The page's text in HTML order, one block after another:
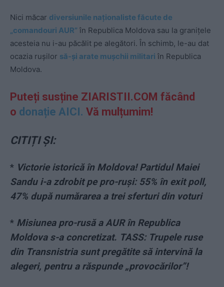
Nici măcar diversiunile naționaliste făcute de
„comandouri AUR” în Republica Moldova sau la granițele
acesteia nu i-au păcălit pe alegători. În schimb, le-au dat
ocazia rușilor să-și arate mușchii militari în Republica
Moldova.
Puteți susține ZIARISTII.COM făcând
o donație AICI. Vă mulțumim!
CITIȚI ȘI:
* Victorie istorică în Moldova! Partidul Maiei
Sandu i-a zdrobit pe pro-ruși: 55% în exit poll,
47% după numărarea a trei sferturi din voturi
* Misiunea pro-rusă a AUR în Republica
Moldova s-a concretizat. TASS: Trupele ruse
din Transnistria sunt pregătite să intervină la
alegeri, pentru a răspunde „provocărilor”!